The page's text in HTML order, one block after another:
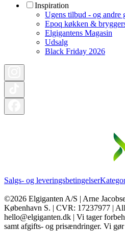
Inspiration
Ugens tilbud - og andre
Epoq køkken &
Elgigantens Magasin
Udsalg
Black Friday 2026
Salgs- og leveringsbetingelser
©2026 Elgiganten A/S | Arne
København S. | CVR: 17237977 |
hello@elgiganten.dk | Vi tager
samt afgifts- og prisændringer. Vi